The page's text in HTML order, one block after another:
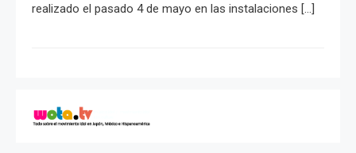
realizado el pasado 4 de mayo en las instalaciones […]